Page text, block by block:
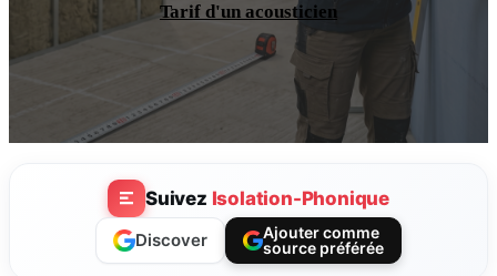
Tarif d'un acousticien
Suivez Isolation-Phonique
Discover
Ajouter comme
source préférée